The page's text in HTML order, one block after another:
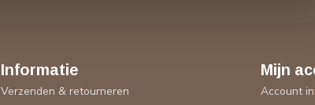
Informatie
Verzenden & retourneren
Mijn
Account